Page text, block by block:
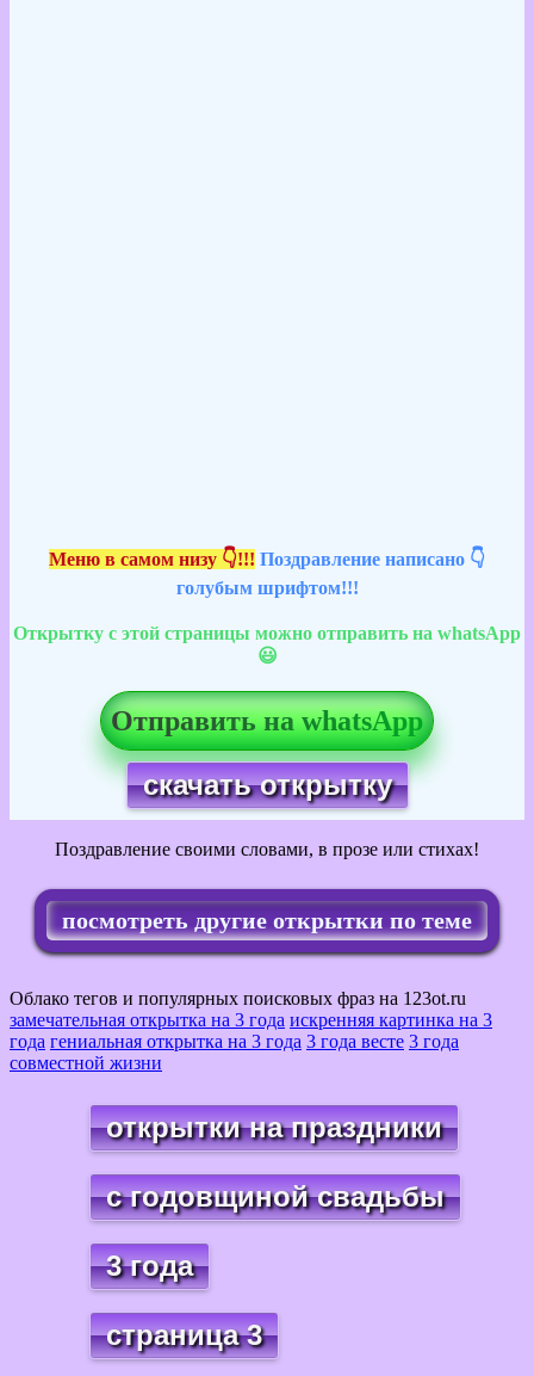
Меню в самом низу 👇!!! Поздравление написано 👇
голубым шрифтом!!!
Открытку с этой страницы можно отправить на whatsApp
😃
Отправить на whatsApp
скачать открытку
Поздравление своими словами, в прозе или стихах!
посмотреть другие открытки по теме
Облако тегов и популярных поисковых фраз на 123ot.ru
замечательная открытка на 3 года искренняя картинка на 3
года гениальная открытка на 3 года 3 года весте 3 года
совместной жизни
открытки на праздники
с годовщиной свадьбы
3 года
страница 3